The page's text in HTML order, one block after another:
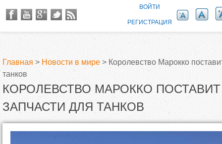
В
ы
з
Главная > Новости в мире > Королевство Марокко
танков
КОРОЛЕВСТВО МАРОККО ПОСТАВИТ
ЗАПЧАСТИ ДЛЯ ТАНКОВ
ВОЙТИ
РЕГИСТРАЦИЯ